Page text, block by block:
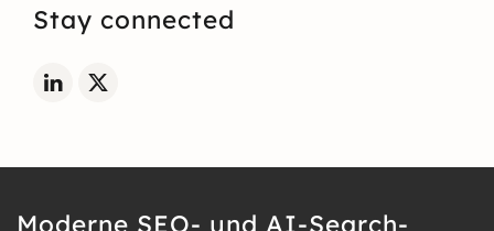
Stay connected
Moderne SEO- und AI-Search-